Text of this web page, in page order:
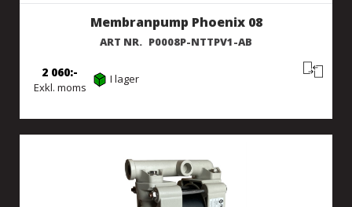
Membranpump Phoenix 08
ART NR. P0008P-NTTPV1-AB
Exkl. moms
2 060 I lager